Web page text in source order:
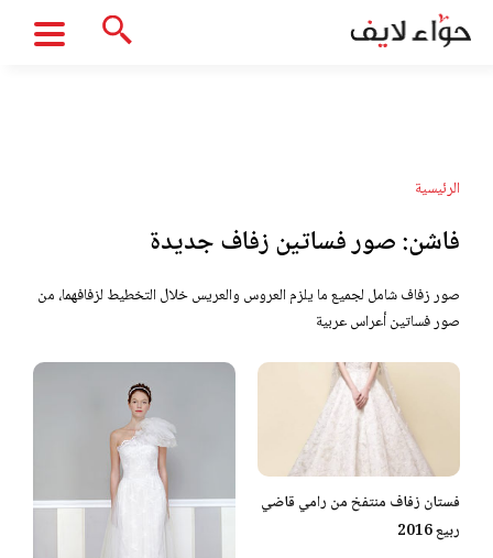
الرئيسية
فاشن:صور فساتين زفاف جديدة
صور زفاف شامل لجميع ما يلزم العروس والعريس خلال التخطيط لزفافهما، من
صور فساتين أعراس عربية
فستان زفاف منتفخ من رامي قاضي
ربيع 2016